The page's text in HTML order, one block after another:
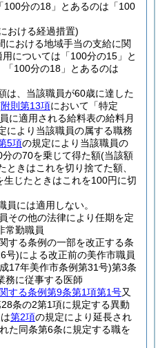
100分の18」とあるのは「100
おける経過措置)
における地域手当の支給に関
については「100分の15」と
100分の18」とあるのは
は、当該職員が60歳に達した
附則第13項において「特定
に適用される給料表の給料月
により当該職員の属する職務
5項の規定により当該職員の
の70を乗じて得た額(当該額
きはこれを切り捨てた額、
じたときはこれを100円に切
員には適用しない。
その他の法律により任期を定
常勤職員
する条例の一部を改正する条
号)による改正前の美作市職員
17年美作市条例第31号)第3条
務に従事する医師
する条例第9条第1項第1号又
条の2第1項に規定する異動
第2項の規定により延長され
た同条第6条に規定する職を